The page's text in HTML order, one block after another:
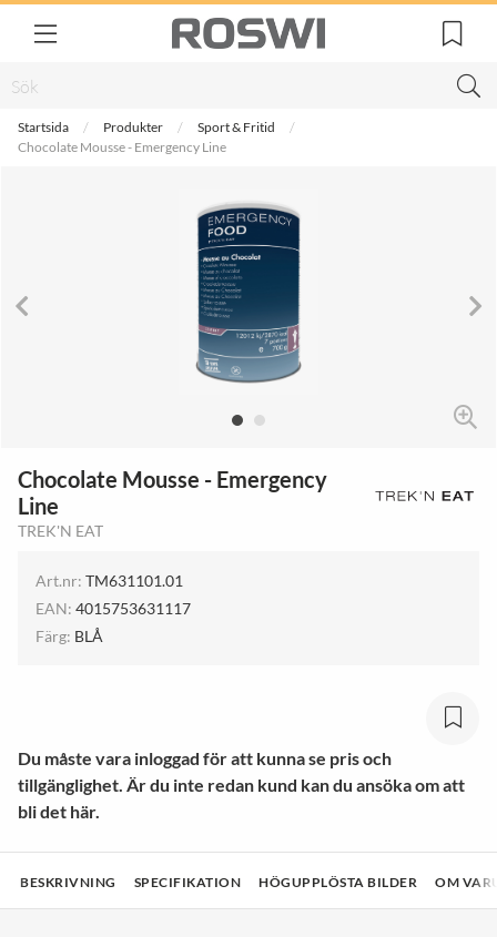
Startsida Produkter
Sport & Fritid
Chocolate Mousse - Emergency Line
Chocolate Mousse - Emergency
Line
TREK'N EAT
Art.nr: TM631101.01
EAN: 4015753631117
Färg: BLÅ
Du måste vara inloggad för att kunna se pris och
tillgänglighet. Är du inte redan kund kan du ansöka om att
bli det här.
BESKRIVNING SPECIFIKATION HÖGUPPLÖSTA BILDER OM